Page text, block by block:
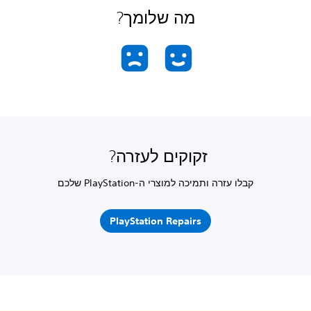
מה שלומך?
זקוקים לעזרה?
קבלו עזרה ותמיכה למוצרי ה-PlayStation שלכם
PlayStation Repairs